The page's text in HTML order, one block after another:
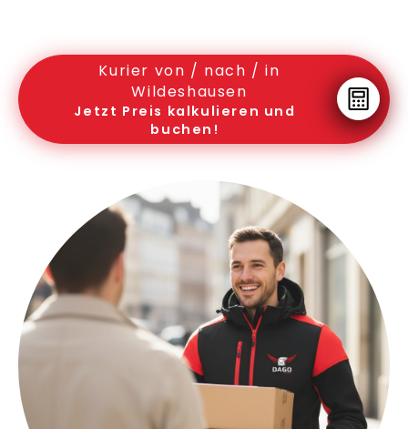
Kurier von / nach / in
Wildeshausen
Jetzt Preis kalkulieren und
buchen!